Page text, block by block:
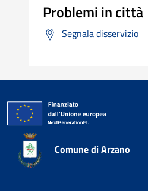
Problemi in città
Segnala disservizio
Comune di Arzano